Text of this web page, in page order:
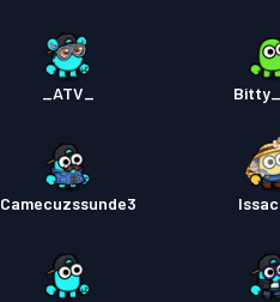
_ATV_
Camecuzssunde3